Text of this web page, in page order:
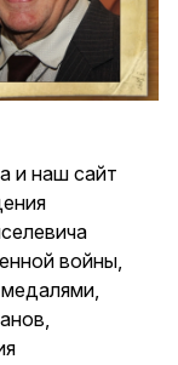
и наш сайт
войны,